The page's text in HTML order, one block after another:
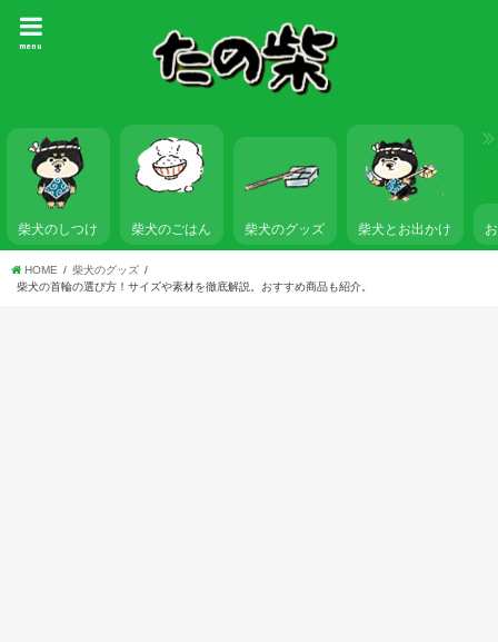
menu
柴犬のしつけ 柴犬のごはん 柴犬のグッズ 柴犬とお出かけ
HOME
柴犬のグッズ
柴犬の首輪の選び方！サイズや素材を徹底解説。おすすめ商品も紹介。